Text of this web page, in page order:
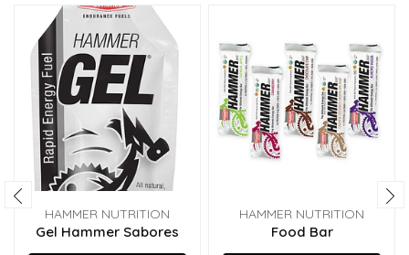
HAMMER NUTRITION
Gel Hammer Sabores
HAMMER NUTRITION
Food Bar